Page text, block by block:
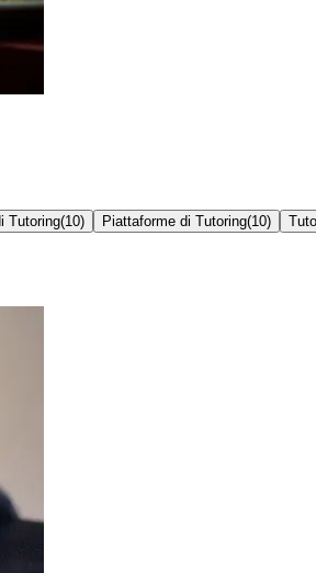
Tutoring(10) Piattaforme di Tutoring(10)